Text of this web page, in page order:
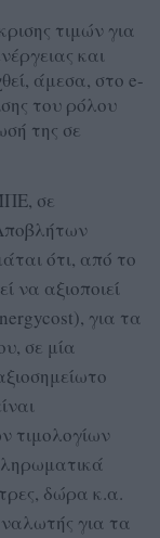
τιμών για
και
άμεσα, στο e-
του ρόλου
της σε
σε
ότι, από το
να αξιοποιεί
για τα
σε μία
τιμολογίων
δώρα κ.α.
για τα